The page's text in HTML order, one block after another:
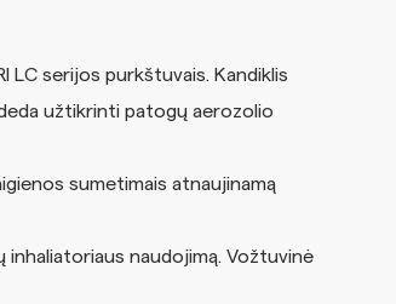
LC serijos purkštuvais. Kandiklis
užtikrinti patogų aerozolio
sumetimais atnaujinamą
inhaliatoriaus naudojimą. Vožtuvinė